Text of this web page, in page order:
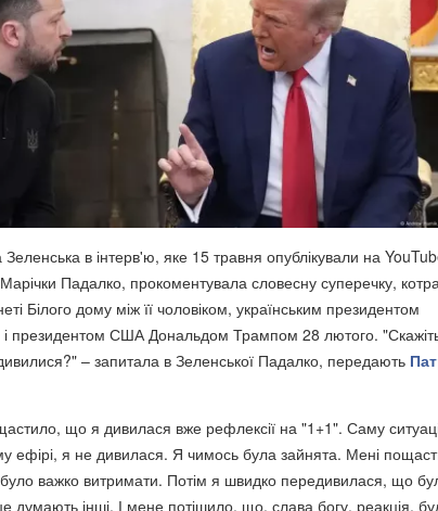
в інтерв'ю, яке 15 травня опублікували на
Марічки Падалко, прокоментувала словесну суперечку,
Білого дому між її чоловіком, українським президентом
президентом США Дональдом Трампом 28 лютого.
– запитала в Зеленської Падалко, передають
що я дивилася вже рефлексії на "1+1". Саму
ефірі, я не дивилася. Я чимось була зайнята. Мені
важко витримати. Потім я швидко передивилася, що
думають інші. І мене потішило, що, слава богу, реакція,